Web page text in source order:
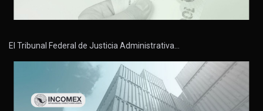
El Tribunal Federal de Justicia Administrativa…